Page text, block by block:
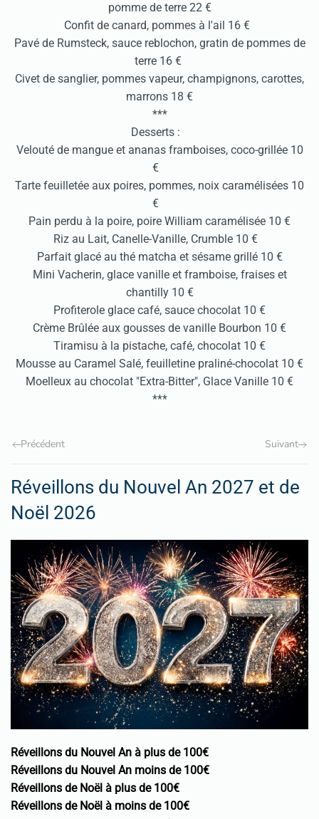
pomme de terre 22 €
Confit de canard, pommes à l'ail 16 €
Pavé de Rumsteck, sauce reblochon, gratin de pommes de
terre 16 €
Civet de sanglier, pommes vapeur, champignons, carottes,
marrons 18 €
***
Desserts :
Velouté de mangue et ananas framboises, coco-grillée 10
€
Tarte feuilletée aux poires, pommes, noix caramélisées 10
€
Pain perdu à la poire, poire William caramélisée 10 €
Riz au Lait, Canelle-Vanille, Crumble 10 €
Parfait glacé au thé matcha et sésame grillé 10 €
Mini Vacherin, glace vanille et framboise, fraises et
chantilly 10 €
Profiterole glace café, sauce chocolat 10 €
Crème Brûlée aux gousses de vanille Bourbon 10 €
Tiramisu à la pistache, café, chocolat 10 €
Mousse au Caramel Salé, feuilletine praliné-chocolat 10 €
Moelleux au chocolat "Extra-Bitter", Glace Vanille 10 €
***
Précédent Suivant
Réveillons du Nouvel An 2027 et de
Noël 2026
Réveillons du Nouvel An à plus de 100€
Réveillons du Nouvel An moins de 100€
Réveillons de Noël à plus de 100€
Réveillons de Noël à moins de 100€